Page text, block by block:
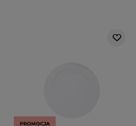
PROMOCJA